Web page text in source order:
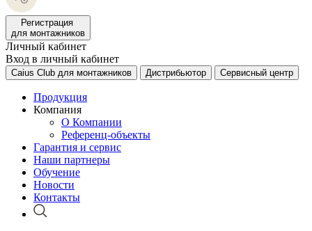
Регистрация
для монтажников
Личный кабинет
Вход в личный кабинет
Caius Club для монтажников Дистрибьютор Сервисный центр
Продукция
Компания
О Компании
Референц-объекты
Гарантия и сервис
Наши партнеры
Обучение
Новости
Контакты